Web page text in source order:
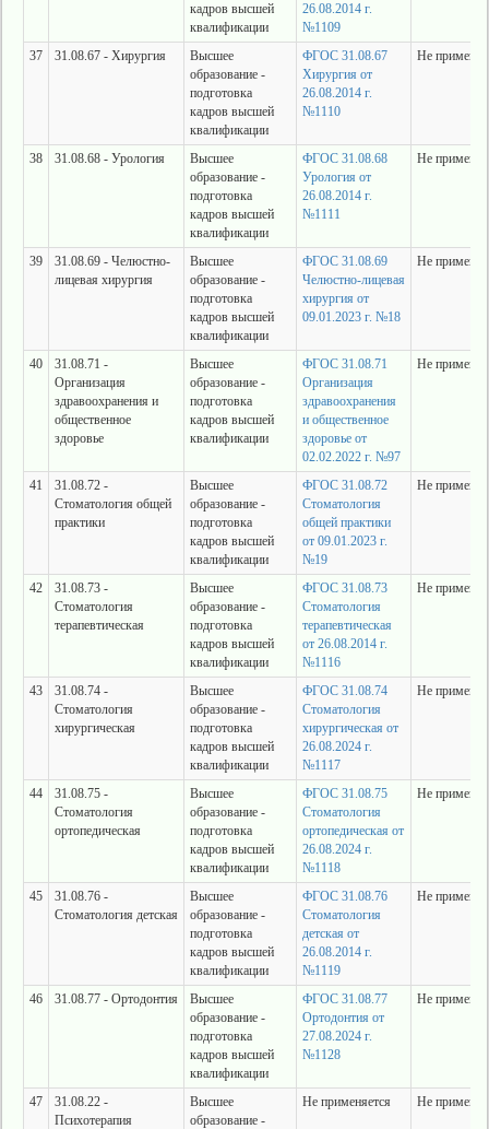
кадров высшей
квалификации
26.08.2014 г.
№1109
37 31.08.67 - Хирургия
Высшее
образование -
подготовка
кадров высшей
квалификации
ФГОС 31.08.67
Хирургия от
26.08.2014 г.
№1110
Не
38 31.08.68 - Урология
Высшее
образование -
подготовка
кадров высшей
квалификации
ФГОС 31.08.68
Урология от
26.08.2014 г.
№1111
Не
39
31.08.69 - Челюстно-
лицевая хирургия
Высшее
образование -
подготовка
кадров высшей
квалификации
ФГОС 31.08.69
Челюстно-лицевая
хирургия от
09.01.2023 г. №18
Не
40
31.08.71 -
Организация
здравоохранения и
общественное
здоровье
Высшее
образование -
подготовка
кадров высшей
квалификации
ФГОС 31.08.71
Организация
здравоохранения
и общественное
здоровье от
02.02.2022 г. №97
Не
41
31.08.72 -
Стоматология общей
практики
Высшее
образование -
подготовка
кадров высшей
квалификации
ФГОС 31.08.72
Стоматология
общей практики
от 09.01.2023 г.
№19
Не
42
31.08.73 -
Стоматология
терапевтическая
Высшее
образование -
подготовка
кадров высшей
квалификации
ФГОС 31.08.73
Стоматология
терапевтическая
от 26.08.2014 г.
№1116
Не
43
31.08.74 -
Стоматология
хирургическая
Высшее
образование -
подготовка
кадров высшей
квалификации
ФГОС 31.08.74
Стоматология
хирургическая от
26.08.2024 г.
№1117
Не
44
31.08.75 -
Стоматология
ортопедическая
Высшее
образование -
подготовка
кадров высшей
квалификации
ФГОС 31.08.75
Стоматология
ортопедическая от
26.08.2024 г.
№1118
Не
45
31.08.76 -
Стоматология детская
Высшее
образование -
подготовка
кадров высшей
квалификации
ФГОС 31.08.76
Стоматология
детская от
26.08.2014 г.
№1119
Не
46 31.08.77 - Ортодонтия
Высшее
образование -
подготовка
кадров высшей
квалификации
ФГОС 31.08.77
Ортодонтия от
27.08.2024 г.
№1128
Не
47
31.08.22 -
Психотерапия
Высшее
образование -
Не применяется Не